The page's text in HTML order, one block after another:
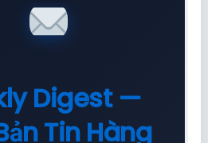
Digest —
Tin Hàng